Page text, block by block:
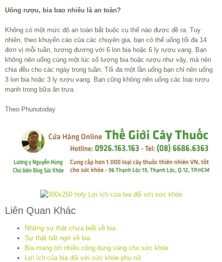
Uống rượu, bia bao nhiêu là an toàn?
Không có một mức độ an toàn bắt buộc cụ thể nào được đề ra. Tuy
nhiên, theo khuyến cáo của các chuyên gia, bạn có thể uống tối đa 14
đơn vị mỗi tuần, tương đương với 6 lon bia hoặc 6 ly rượu vang. Bạn
không nên uống cùng một lúc số lượng bia hoặc rượu như vậy, mà nên
chia đều cho các ngày trong tuần. Tối đa một lần uống bạn chỉ nên uống
3 lon bia hoặc 3 ly rượu vang. Bạn cũng không nên uống các loại rượu
mạnh trong bữa ăn trưa.
Theo Phunutoday
Liên Quan Khác
Những sự thật chưa biết về bia
Sự thật bất ngờ về bia
Bia mang tới nhiều công dụng vàng cho sức khỏe
Lợi ích của bia đối với sức khỏe phụ nữ